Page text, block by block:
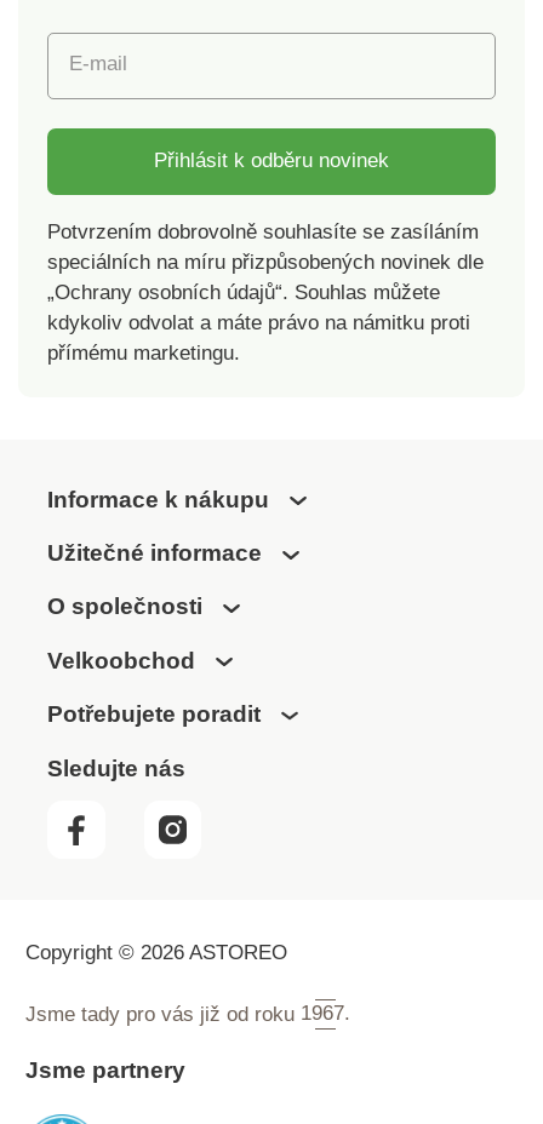
E-mail
Přihlásit k odběru novinek
Potvrzením dobrovolně souhlasíte se zasíláním
speciálních na míru přizpůsobených novinek dle
„Ochrany osobních údajů“. Souhlas můžete
kdykoliv odvolat a máte právo na námitku proti
přímému marketingu.
Informace k nákupu
Užitečné informace
O společnosti
Velkoobchod
Potřebujete poradit
Sledujte nás
Copyright © 2026 ASTOREO
Jsme tady pro vás již od roku 1967.
Jsme partnery